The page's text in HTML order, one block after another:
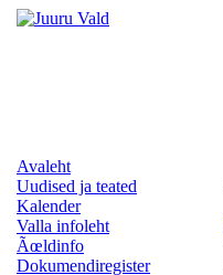
Avaleht
Uudised ja teated
Kalender
Valla infoleht
Ãœldinfo
Dokumendiregister